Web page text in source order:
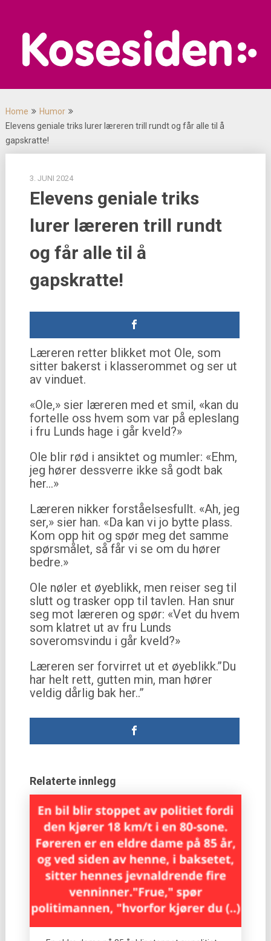
content
Home
Humor
Elevens geniale triks lurer læreren trill rundt og får alle til å
gapskratte!
3. JUNI 2024
Elevens geniale triks
lurer læreren trill rundt
og får alle til å
gapskratte!
Læreren retter blikket mot Ole, som
sitter bakerst i klasserommet og ser ut
av vinduet.
«Ole,» sier læreren med et smil, «kan du
fortelle oss hvem som var på epleslang
i fru Lunds hage i går kveld?»
Ole blir rød i ansiktet og mumler: «Ehm,
jeg hører dessverre ikke så godt bak
her…»
Læreren nikker forståelsesfullt. «Ah, jeg
ser,» sier han. «Da kan vi jo bytte plass.
Kom opp hit og spør meg det samme
spørsmålet, så får vi se om du hører
bedre.»
Ole nøler et øyeblikk, men reiser seg til
slutt og trasker opp til tavlen. Han snur
seg mot læreren og spør: «Vet du hvem
som klatret ut av fru Lunds
soveromsvindu i går kveld?»
Læreren ser forvirret ut et øyeblikk.”Du
har helt rett, gutten min, man hører
veldig dårlig bak her..”
Relaterte innlegg